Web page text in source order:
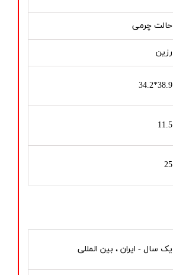
حالت چرمی
رزین
38.9*34.2
11.5
25
یک سال - ایران ، بین المللی